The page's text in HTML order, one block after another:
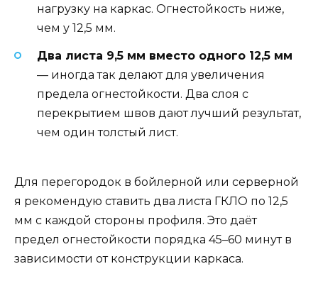
нагрузку на каркас. Огнестойкость ниже,
чем у 12,5 мм.
Два листа 9,5 мм вместо одного 12,5 мм
— иногда так делают для увеличения
предела огнестойкости. Два слоя с
перекрытием швов дают лучший результат,
чем один толстый лист.
Для перегородок в бойлерной или серверной
я рекомендую ставить два листа ГКЛО по 12,5
мм с каждой стороны профиля. Это даёт
предел огнестойкости порядка 45–60 минут в
зависимости от конструкции каркаса.